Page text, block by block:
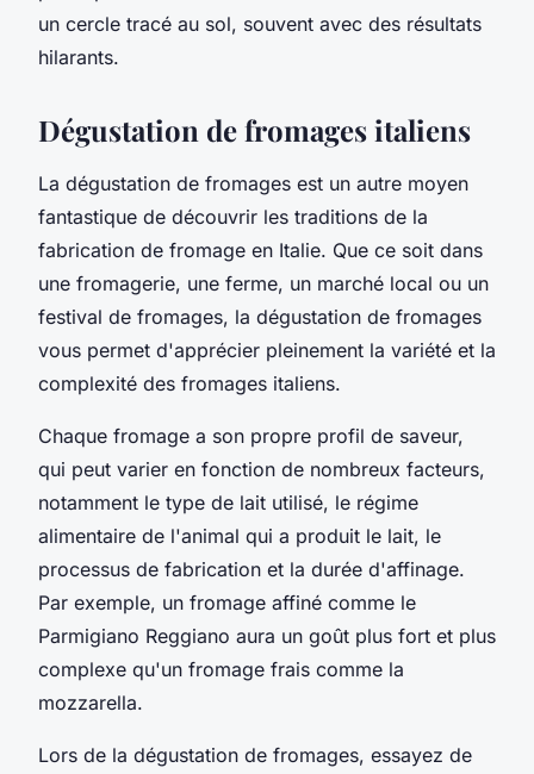
un cercle tracé au sol, souvent avec des résultats
hilarants.
Dégustation de fromages italiens
La dégustation de fromages est un autre moyen
fantastique de découvrir les traditions de la
fabrication de fromage en Italie. Que ce soit dans
une fromagerie, une ferme, un marché local ou un
festival de fromages, la dégustation de fromages
vous permet d'apprécier pleinement la variété et la
complexité des fromages italiens.
Chaque fromage a son propre profil de saveur,
qui peut varier en fonction de nombreux facteurs,
notamment le type de lait utilisé, le régime
alimentaire de l'animal qui a produit le lait, le
processus de fabrication et la durée d'affinage.
Par exemple, un fromage affiné comme le
Parmigiano Reggiano aura un goût plus fort et plus
complexe qu'un fromage frais comme la
mozzarella.
Lors de la dégustation de fromages, essayez de